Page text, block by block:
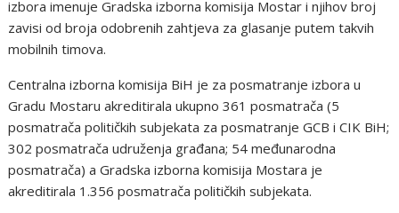
izbora imenuje Gradska izborna komisija Mostar i njihov broj
zavisi od broja odobrenih zahtjeva za glasanje putem takvih
mobilnih timova.
Centralna izborna komisija BiH je za posmatranje izbora u
Gradu Mostaru akreditirala ukupno 361 posmatrača (5
posmatrača političkih subjekata za posmatranje GCB i CIK BiH;
302 posmatrača udruženja građana; 54 međunarodna
posmatrača) a Gradska izborna komisija Mostara je
akreditirala 1.356 posmatrača političkih subjekata.